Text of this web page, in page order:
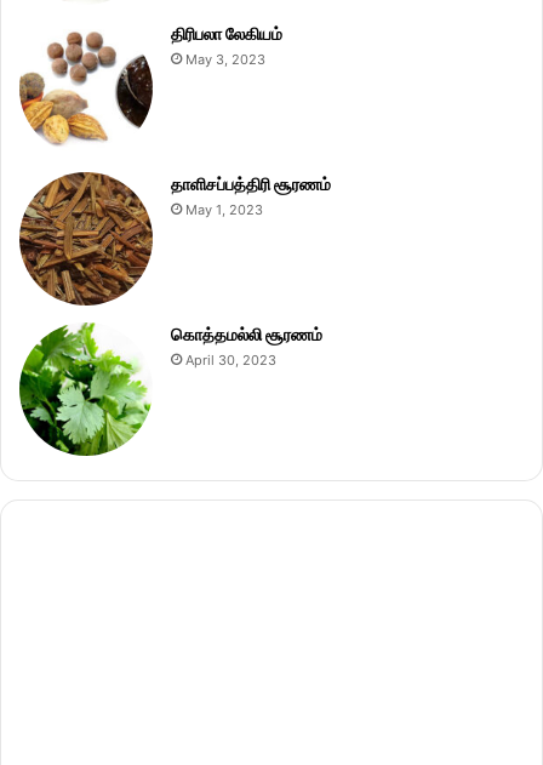
திரிபலா லேகியம்
May 3, 2023
தாளிசப்பத்திரி சூரணம்
May 1, 2023
கொத்தமல்லி சூரணம்
April 30, 2023